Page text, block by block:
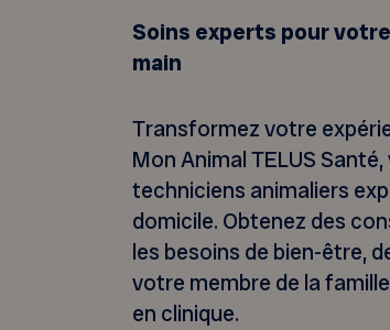
Soins experts pour
main
Transformez votre
Mon Animal TELUS
techniciens animaliers
domicile. Obtenez des
les besoins de bien-être,
votre membre de la
en clinique.